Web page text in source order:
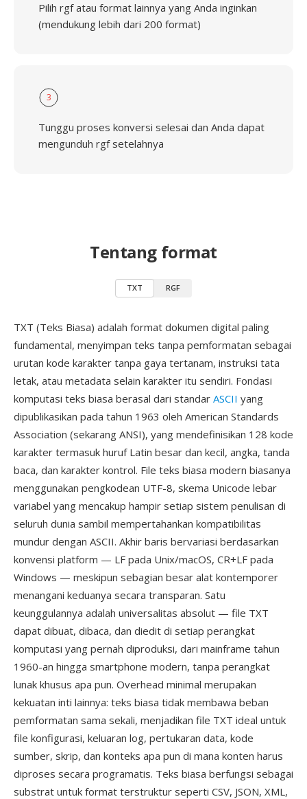
Pilih rgf atau format lainnya yang Anda inginkan
(mendukung lebih dari 200 format)
3
Tunggu proses konversi selesai dan Anda dapat
mengunduh rgf setelahnya
Tentang format
TXT RGF
TXT (Teks Biasa) adalah format dokumen digital paling
fundamental, menyimpan teks tanpa pemformatan sebagai
urutan kode karakter tanpa gaya tertanam, instruksi tata
letak, atau metadata selain karakter itu sendiri. Fondasi
komputasi teks biasa berasal dari standar ASCII yang
dipublikasikan pada tahun 1963 oleh American Standards
Association (sekarang ANSI), yang mendefinisikan 128 kode
karakter termasuk huruf Latin besar dan kecil, angka, tanda
baca, dan karakter kontrol. File teks biasa modern biasanya
menggunakan pengkodean UTF-8, skema Unicode lebar
variabel yang mencakup hampir setiap sistem penulisan di
seluruh dunia sambil mempertahankan kompatibilitas
mundur dengan ASCII. Akhir baris bervariasi berdasarkan
konvensi platform — LF pada Unix/macOS, CR+LF pada
Windows — meskipun sebagian besar alat kontemporer
menangani keduanya secara transparan. Satu
keunggulannya adalah universalitas absolut — file TXT
dapat dibuat, dibaca, dan diedit di setiap perangkat
komputasi yang pernah diproduksi, dari mainframe tahun
1960-an hingga smartphone modern, tanpa perangkat
lunak khusus apa pun. Overhead minimal merupakan
kekuatan inti lainnya: teks biasa tidak membawa beban
pemformatan sama sekali, menjadikan file TXT ideal untuk
file konfigurasi, keluaran log, pertukaran data, kode
sumber, skrip, dan konteks apa pun di mana konten harus
diproses secara programatis. Teks biasa berfungsi sebagai
substrat untuk format terstruktur seperti CSV, JSON, XML,